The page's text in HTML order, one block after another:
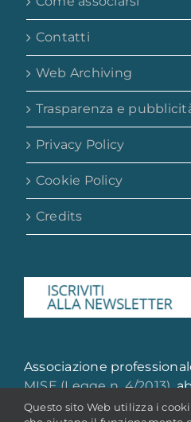
Contatti
Web Archiving
Trasparenza e
Privacy Policy
Cookie Policy
Credits
Associazione
MISE (Legge n. 4/2013),
attestazione di qualità e
Questo sito Web utilizza i